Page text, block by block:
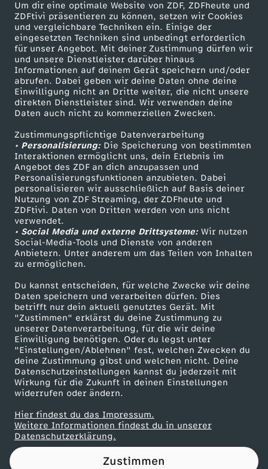
Um dir eine optimale Website von ZDF, ZDFheute und
ZDFtivi präsentieren zu können, setzen wir Cookies
und vergleichbare Techniken ein. Einige der
eingesetzten Techniken sind unbedingt erforderlich
für unser Angebot. Mit deiner Zustimmung dürfen wir
und unsere Dienstleister darüber hinaus
Informationen auf deinem Gerät speichern und/oder
abrufen. Dabei geben wir deine Daten ohne deine
Einwilligung nicht an Dritte weiter, die nicht unsere
direkten Dienstleister sind. Wir verwenden deine
Daten auch nicht zu kommerziellen Zwecken.
Zustimmungspflichtige Datenverarbeitung
• Personalisierung:Die Speicherung von bestimmten
Interaktionen ermöglicht uns, dein Erlebnis im
Angebot des ZDF an dich anzupassen und
Personalisierungsfunktionen anzubieten. Dabei
personalisieren wir ausschließlich auf Basis deiner
Nutzung von ZDF Streaming, der ZDFheute und
ZDFtivi. Daten von Dritten werden von uns nicht
verwendet.
• Social Media und externe Drittsysteme:Wir nutzen
Social-Media-Tools und Dienste von anderen
Anbietern. Unter anderem um das Teilen von Inhalten
zu ermöglichen.
Du kannst entscheiden, für welche Zwecke wir deine
Daten speichern und verarbeiten dürfen. Dies
betrifft nur dein aktuell genutztes Gerät. Mit
"Zustimmen" erklärst du deine Zustimmung zu
unserer Datenverarbeitung, für die wir deine
Einwilligung benötigen. Oder du legst unter
"Einstellungen/Ablehnen" fest, welchen Zwecken du
deine Zustimmung gibst und welchen nicht. Deine
Datenschutzeinstellungen kannst du jederzeit mit
Wirkung für die Zukunft in deinen Einstellungen
widerrufen oder ändern.
Hier findest du das Impressum.
Weitere Informationen findest du in unserer
Datenschutzerklärung.
Zustimmen
S
e
r
e
n
a
W
i
l
l
i
a
m
s
i
m
Mehr ZDF
ZDF-Apps
Smart TV
ZDFtext
Livestreams
Sendungen A-Z
TV-Programm
Service
ZDFmitreden
Kontakt zum ZDF
Tickets
Zuschauerservice
Hilfe
ZDF Unternehmen
Karriere
ZDF goes Schule
Werbefernsehen
Mainzelmännchen
Partner